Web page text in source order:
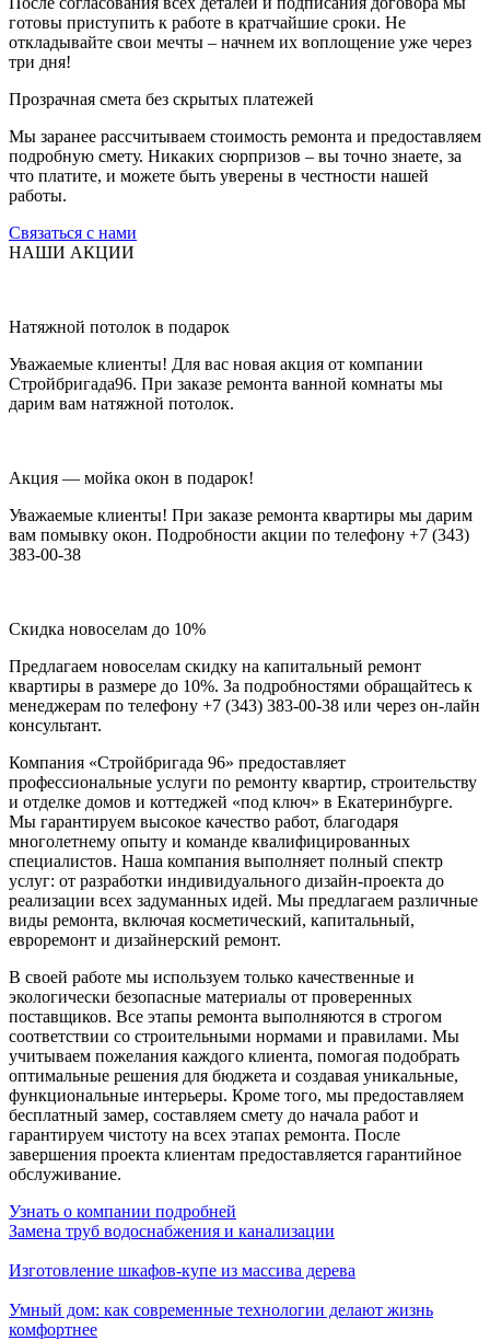
готовы приступить к работе в кратчайшие сроки. Не
откладывайте свои мечты – начнем их воплощение уже через
три дня!
Прозрачная смета без скрытых платежей
Мы заранее рассчитываем стоимость ремонта и предоставляем
подробную смету. Никаких сюрпризов – вы точно знаете, за
что платите, и можете быть уверены в честности нашей
работы.
Связаться с нами
НАШИ АКЦИИ
Натяжной потолок в подарок
Уважаемые клиенты! Для вас новая акция от компании
Стройбригада96. При заказе ремонта ванной комнаты мы
дарим вам натяжной потолок.
Акция — мойка окон в подарок!
Уважаемые клиенты! При заказе ремонта квартиры мы дарим
вам помывку окон. Подробности акции по телефону +7 (343)
383-00-38
Скидка новоселам до 10%
Предлагаем новоселам скидку на капитальный ремонт
квартиры в размере до 10%. За подробностями обращайтесь к
менеджерам по телефону +7 (343) 383-00-38 или через он-лайн
консультант.
Компания «Стройбригада 96» предоставляет
профессиональные услуги по ремонту квартир, строительству
и отделке домов и коттеджей «под ключ» в Екатеринбурге.
Мы гарантируем высокое качество работ, благодаря
многолетнему опыту и команде квалифицированных
специалистов. Наша компания выполняет полный спектр
услуг: от разработки индивидуального дизайн-проекта до
реализации всех задуманных идей. Мы предлагаем различные
виды ремонта, включая косметический, капитальный,
евроремонт и дизайнерский ремонт.
В своей работе мы используем только качественные и
экологически безопасные материалы от проверенных
поставщиков. Все этапы ремонта выполняются в строгом
соответствии со строительными нормами и правилами. Мы
учитываем пожелания каждого клиента, помогая подобрать
оптимальные решения для бюджета и создавая уникальные,
функциональные интерьеры. Кроме того, мы предоставляем
бесплатный замер, составляем смету до начала работ и
гарантируем чистоту на всех этапах ремонта. После
завершения проекта клиентам предоставляется гарантийное
обслуживание.
Узнать о компании подробней
Замена труб водоснабжения и канализации
Изготовление шкафов-купе из массива дерева
Умный дом: как современные технологии делают жизнь
комфортнее